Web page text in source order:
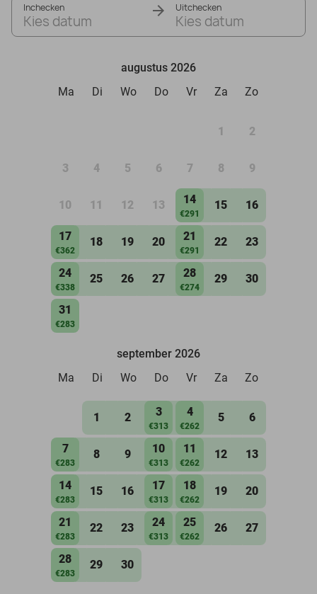
Inchecken
Kies datum
Uitchecken
Kies datum
augustus 2026
Ma
Di Wo Do Vr Za Zo
1 2
3 4 5 6 7 8 9
10 11 12 13 14
€291
15 16
17
€362
18 19 20 21
€291
22 23
24
€338
25 26 27 28
€274
29 30
31
€283
september 2026
Ma
Di Wo Do Vr Za Zo
1 2 3
€313
4
€262
5 6
7
€283
8 9 10
€313
11
€262
12 13
14
€283
15 16 17
€313
18
€262
19 20
21
€283
22 23 24
€313
25
€262
26 27
28
€283
29 30